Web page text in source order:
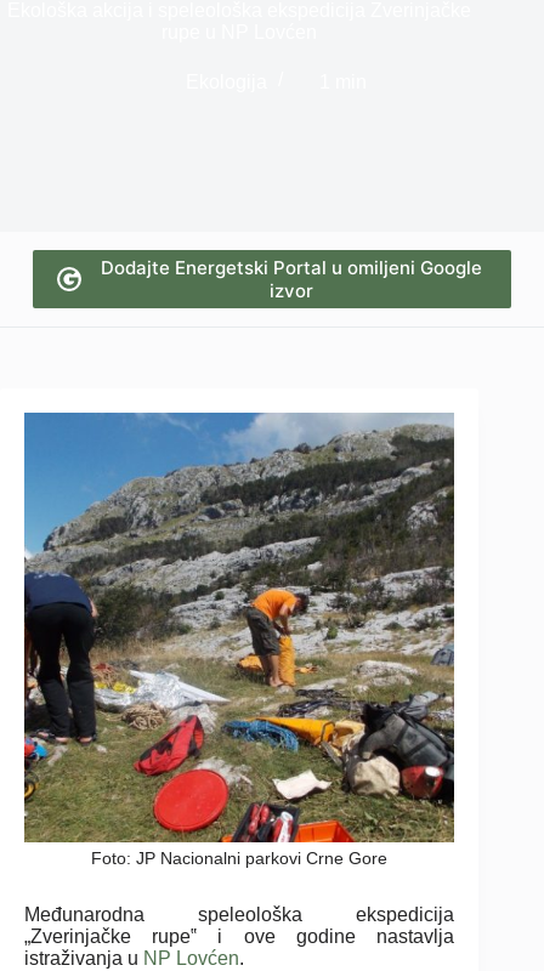
Dodajte Energetski Portal u omiljeni Google
izvor
Foto: JP Nacionalni parkovi Crne Gore
Međunarodna speleološka ekspedicija
„Zverinjačke rupe‟ i ove godine nastavlja
istraživanja u NP Lovćen.